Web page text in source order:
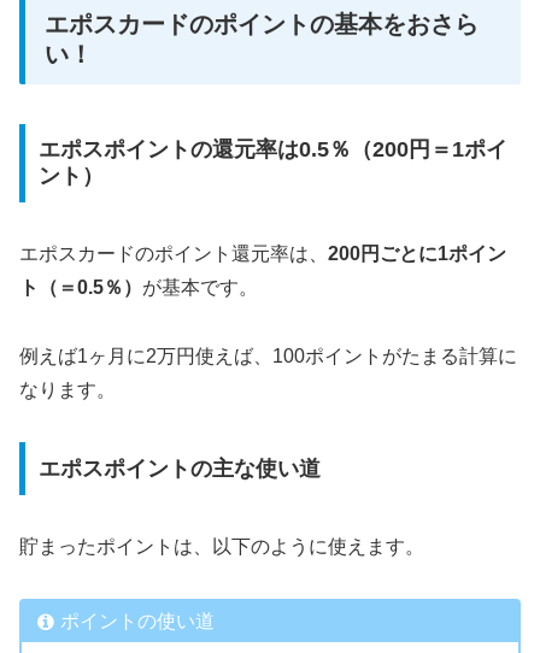
エポスカードのポイントの基本をおさら
い！
エポスポイントの還元率は0.5％（200円＝1ポイ
ント）
エポスカードのポイント還元率は、 200円ごとに1ポイン
ト（＝0.5％） が基本です。
例えば1ヶ月に2万円使えば、100ポイントがたまる計算に
なります。
エポスポイントの主な使い道
貯まったポイントは、以下のように使えます。
ポイントの使い道